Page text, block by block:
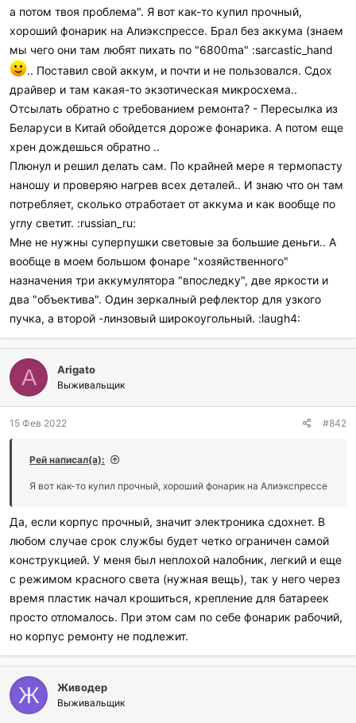
а потом твоя проблема". Я вот как-то купил прочный,
хороший фонарик на Алиэкспрессе. Брал без аккума (знаем
мы чего они там любят пихать по "6800ma" :sarcastic_hand
.. Поставил свой аккум, и почти и не пользовался. Сдох
драйвер и там какая-то экзотическая микросхема..
Отсылать обратно с требованием ремонта? - Пересылка из
Беларуси в Китай обойдется дороже фонарика. А потом еще
хрен дождешься обратно ..
Плюнул и решил делать сам. По крайней мере я термопасту
наношу и проверяю нагрев всех деталей.. И знаю что он там
потребляет, сколько отработает от аккума и как вообще по
углу светит. :russian_ru:
Мне не нужны суперпушки световые за большие деньги.. А
вообще в моем большом фонаре "хозяйственного"
назначения три аккумулятора "впоследку", две яркости и
два "объектива". Один зеркалный рефлектор для узкого
пучка, а второй -линзовый широкоугольный. :laugh4:
A Arigato
Выживальщик
15 Фев 2022 #842
Рей написал(а):
Я вот как-то купил прочный, хороший фонарик на Алиэкспрессе
Да, если корпус прочный, значит электроника сдохнет. В
любом случае срок службы будет четко ограничен самой
конструкцией. У меня был неплохой налобник, легкий и еще
с режимом красного света (нужная вещь), так у него через
время пластик начал крошиться, крепление для батареек
просто отломалось. При этом сам по себе фонарик рабочий,
но корпус ремонту не подлежит.
Ж Живодер
Выживальщик